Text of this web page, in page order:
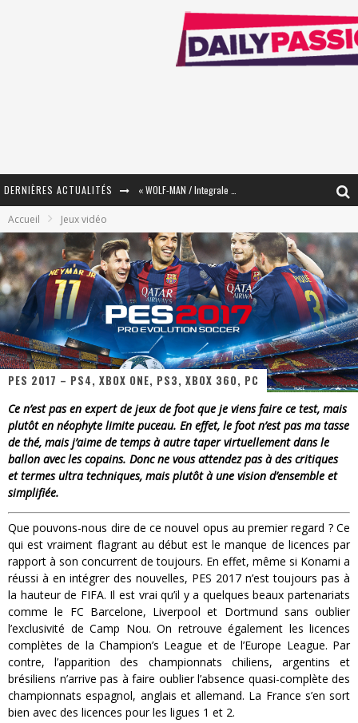
DERNIÈRES ACTUALITÉS
« Mon Village Révolté » - Combattre un Projet !
« Le Béton et le Bambou / Propositions pour Mayotte et le Monde. » - Améliorations !
Star Fox
PsyRiver 2026 : la magie revient sur les rives de l’Aar
« MOFUSAND / Parler Japonais » – Des Expressions Pratiques !
« Dr Wertham / L’homme qui étudia les tueurs en série » - Un Métier à Risque !
Assassin's Creed Black Flag Resynced
« Le Vent dand les Saules » - Une Belle Histoire !
« Damn Them All » - Un duo de Choc !
Yoshi and the mysterious book
Accueil Jeux vidéo
PES 2017 – PS4, XBOX ONE, PS3, XBOX 360, PC
Ce n’est pas en expert de jeux de foot que je viens faire ce test, mais
plutôt en néophyte limite puceau. En effet, le foot n’est pas ma tasse
de thé, mais j’aime de temps à autre taper virtuellement dans le
ballon avec les copains. Donc ne vous attendez pas à des critiques
et termes ultra techniques, mais plutôt à une vision d’ensemble et
simplifiée.
Que pouvons-nous dire de ce nouvel opus au premier regard ? Ce
qui est vraiment flagrant au début est le manque de licences par
rapport à son concurrent de toujours. En effet, même si Konami a
réussi à en intégrer des nouvelles, PES 2017 n’est toujours pas à
la hauteur de FIFA. Il est vrai qu’il y a quelques beaux partenariats
comme le FC Barcelone, Liverpool et Dortmund sans oublier
l’exclusivité de Camp Nou. On retrouve également les licences
complètes de la Champion’s League et de l’Europe League. Par
contre, l’apparition des championnats chiliens, argentins et
brésiliens n’arrive pas à faire oublier l’absence quasi-complète des
championnats espagnol, anglais et allemand. La France s’en sort
bien avec des licences pour les ligues 1 et 2.